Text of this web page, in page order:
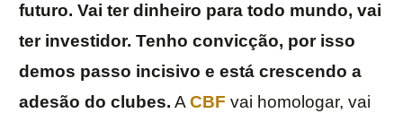
futuro. Vai ter dinheiro para todo mundo, vai
ter investidor. Tenho convicção, por isso
demos passo incisivo e está crescendo a
adesão do clubes. ACBF vai homologar, vai